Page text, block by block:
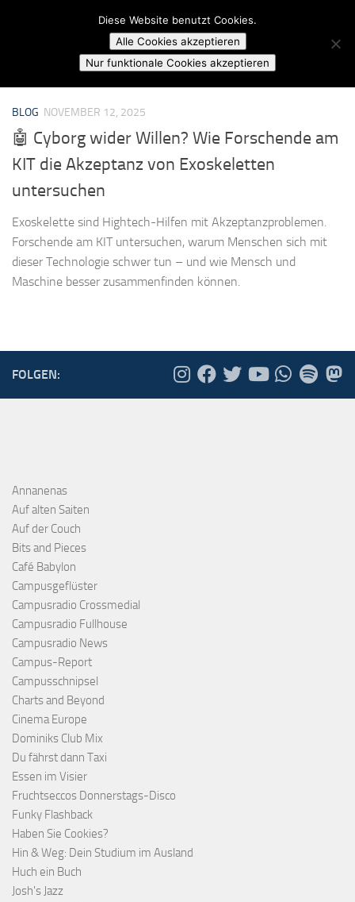
Skip to content
Campusradio Karlsruhe
MARKIERT:SOZIOTECHNISCHE SYSTEME
BLOG NOVEMBER 12, 2025
🤖 Cyborg wider Willen? Wie Forschende am
KIT die Akzeptanz von Exoskeletten
untersuchen
Exoskelette sind Hightech-Hilfen mit Akzeptanzproblemen.
Forschende am KIT untersuchen, warum Menschen sich mit
dieser Technologie schwer tun – und wie Mensch und
Maschine besser zusammenfinden können.
FOLGEN:
Annanenas
Auf alten Saiten
Auf der Couch
Bits and Pieces
Café Babylon
Campusgeflüster
Campusradio Crossmedial
Campusradio Fullhouse
Campusradio News
Campus-Report
Campusschnipsel
Charts and Beyond
Cinema Europe
Dominiks Club Mix
Du fährst dann Taxi
Essen im Visier
Fruchtseccos Donnerstags-Disco
Funky Flashback
Haben Sie Cookies?
Hin & Weg: Dein Studium im Ausland
Huch ein Buch
Josh's Jazz
Diese Website benutzt Cookies.
Alle Cookies akzeptieren
Nur funktionale Cookies akzeptieren